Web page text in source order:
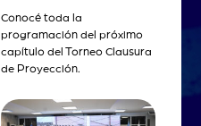
Conocé toda la
programación del próximo
capítulo del Torneo Clausura
de Proyección.